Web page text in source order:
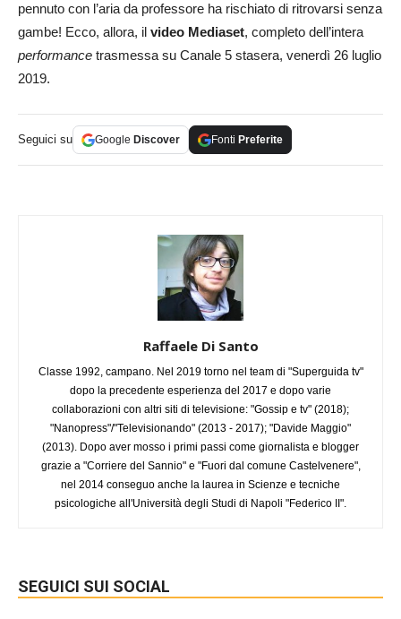
pennuto con l’aria da professore ha rischiato di ritrovarsi senza
gambe! Ecco, allora, il video Mediaset, completo dell’intera
performance trasmessa su Canale 5 stasera, venerdì 26 luglio
2019.
Seguici su Google Discover Fonti Preferite
Raffaele Di Santo
Classe 1992, campano. Nel 2019 torno nel team di "Superguida tv"
dopo la precedente esperienza del 2017 e dopo varie
collaborazioni con altri siti di televisione: "Gossip e tv" (2018);
"Nanopress"/"Televisionando" (2013 - 2017); "Davide Maggio"
(2013). Dopo aver mosso i primi passi come giornalista e blogger
grazie a "Corriere del Sannio" e "Fuori dal comune Castelvenere",
nel 2014 conseguo anche la laurea in Scienze e tecniche
psicologiche all'Università degli Studi di Napoli "Federico II".
SEGUICI SUI SOCIAL